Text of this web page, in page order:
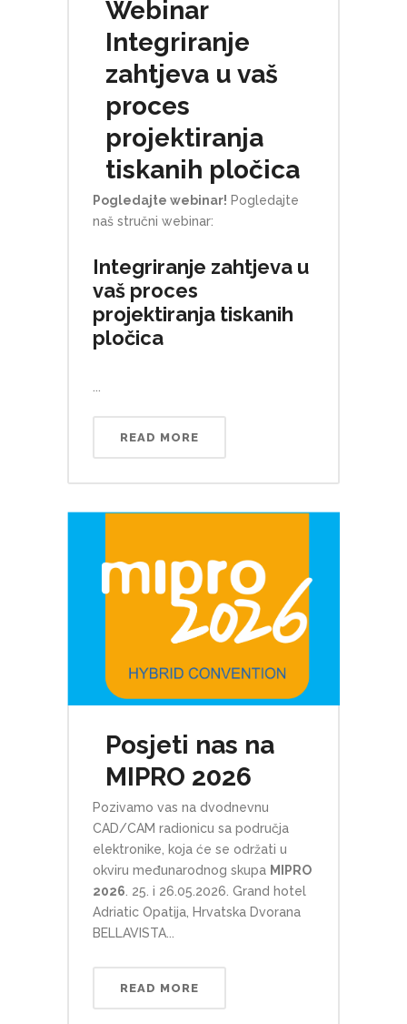
Webinar
Integriranje
zahtjeva u vaš
proces
projektiranja
tiskanih pločica
Pogledajte webinar! Pogledajte
naš stručni webinar:
Integriranje zahtjeva u
vaš proces
projektiranja tiskanih
pločica
READ MORE
Posjeti nas na
MIPRO 2026
Pozivamo vas na dvodnevnu
CAD/CAM radionicu sa područja
elektronike, koja će se održati u
okviru međunarodnog skupa MIPRO
2026. 25. i 26.05.2026. Grand hotel
Adriatic Opatija, Hrvatska Dvorana
BELLAVISTA...
READ MORE